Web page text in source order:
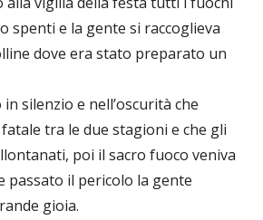
spenti e la gente si raccoglieva
dove era stato preparato un
silenzio e nell’oscurità che
tra le due stagioni e che gli
poi il sacro fuoco veniva
passato il pericolo la gente
gioia.